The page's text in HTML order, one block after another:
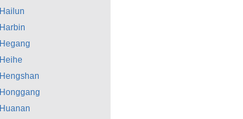
Hailun
Harbin
Hegang
Heihe
Hengshan
Honggang
Huanan